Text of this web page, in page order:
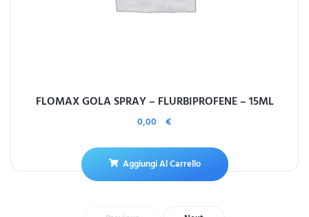
FLOMAX GOLA SPRAY – FLURBIPROFENE – 15ML
0,00 €
Aggiungi Al Carrello